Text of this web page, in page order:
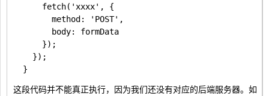
      fetch('xxxx', {
        method: 'POST',
        body: formData
      });
    });
这段代码并不能真正执行，因为我们还没有对应的后端服务器。如